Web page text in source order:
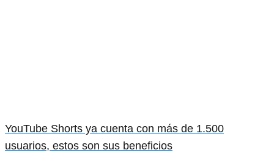
YouTube Shorts ya cuenta con más de 1.500
usuarios, estos son sus beneficios